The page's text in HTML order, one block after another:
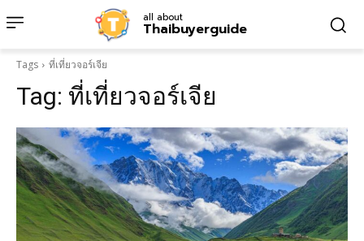
all about
Thaibuyerguide
Tags ที่เที่ยวจอร์เจีย
Tag: ที่เที่ยวจอร์เจีย